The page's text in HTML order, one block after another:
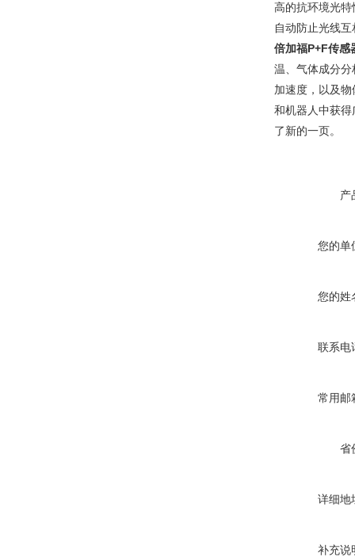
高的抗环境光特
自动防止光线互
倍加福P+F传感
温、气体成分
加速度，以及
和机器人中获
了新的一页。
产
您的单
您的姓
联系电
常用邮
省
详细地
补充说